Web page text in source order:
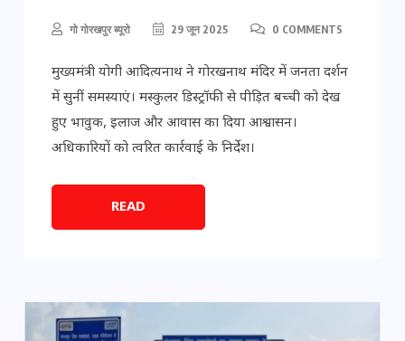
गो गोरखपुर ब्यूरो 29 जून 2025 0 COMMENTS
मुख्यमंत्री योगी आदित्यनाथ ने गोरखनाथ मंदिर में जनता दर्शन
में सुनीं समस्याएं। मस्कुलर डिस्ट्रॉफी से पीड़ित बच्ची को देख
हुए भावुक, इलाज और आवास का दिया आश्वासन।
अधिकारियों को त्वरित कार्रवाई के निर्देश।
READ